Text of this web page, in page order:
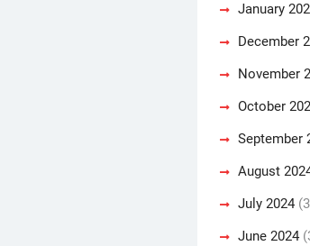
January
December
November
October
September
August
July 2024
June 2024